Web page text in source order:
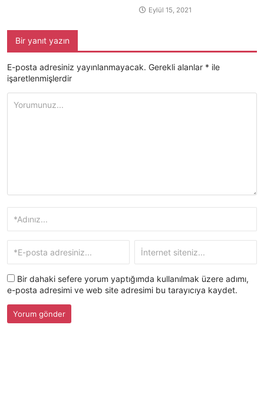
Eylül 15, 2021
Bir yanıt yazın
E-posta adresiniz yayınlanmayacak. Gerekli alanlar * ile
işaretlenmişlerdir
Bir dahaki sefere yorum yaptığımda kullanılmak üzere adımı,
e-posta adresimi ve web site adresimi bu tarayıcıya kaydet.